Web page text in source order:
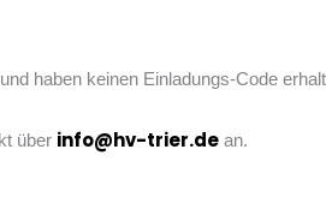
haben keinen Einladungs-Code
über info@hv-trier.dean.